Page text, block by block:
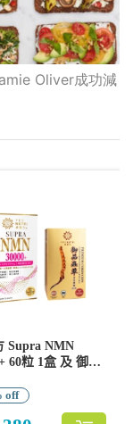
Oliver成功減